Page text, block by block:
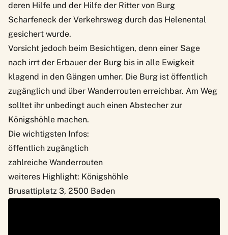
deren Hilfe und der Hilfe der Ritter von Burg
Scharfeneck der Verkehrsweg durch das Helenental
gesichert wurde.
Vorsicht jedoch beim Besichtigen, denn einer Sage
nach irrt der Erbauer der Burg bis in alle Ewigkeit
klagend in den Gängen umher. Die Burg ist öffentlich
zugänglich und über Wanderrouten erreichbar. Am Weg
solltet ihr unbedingt auch einen Abstecher zur
Königshöhle machen.
Die wichtigsten Infos:
öffentlich zugänglich
zahlreiche Wanderrouten
weiteres Highlight: Königshöhle
Brusattiplatz 3, 2500 Baden